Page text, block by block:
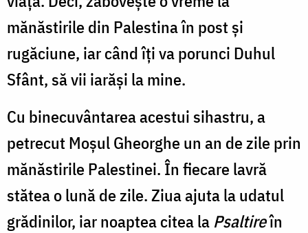
mănăstirile din Palestina în post şi
rugăciune, iar când îţi va porunci Duhul
Sfânt, să vii iarăşi la mine.
Cu binecuvântarea acestui sihastru, a
petrecut Moşul Gheorghe un an de zile prin
mănăstirile Palestinei. În fiecare lavră
stătea o lună de zile. Ziua ajuta la udatul
grădinilor, iar noaptea citea la Psaltireîn